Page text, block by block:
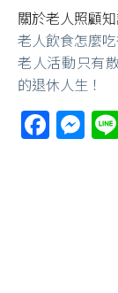
關於老人照顧
老人飲食怎麼
老人活動只有
的退休人生！